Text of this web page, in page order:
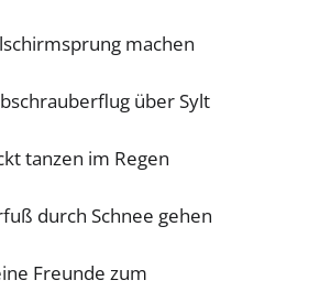
machen
über Sylt
tanzen im Regen
durch Schnee gehen
Freunde zum